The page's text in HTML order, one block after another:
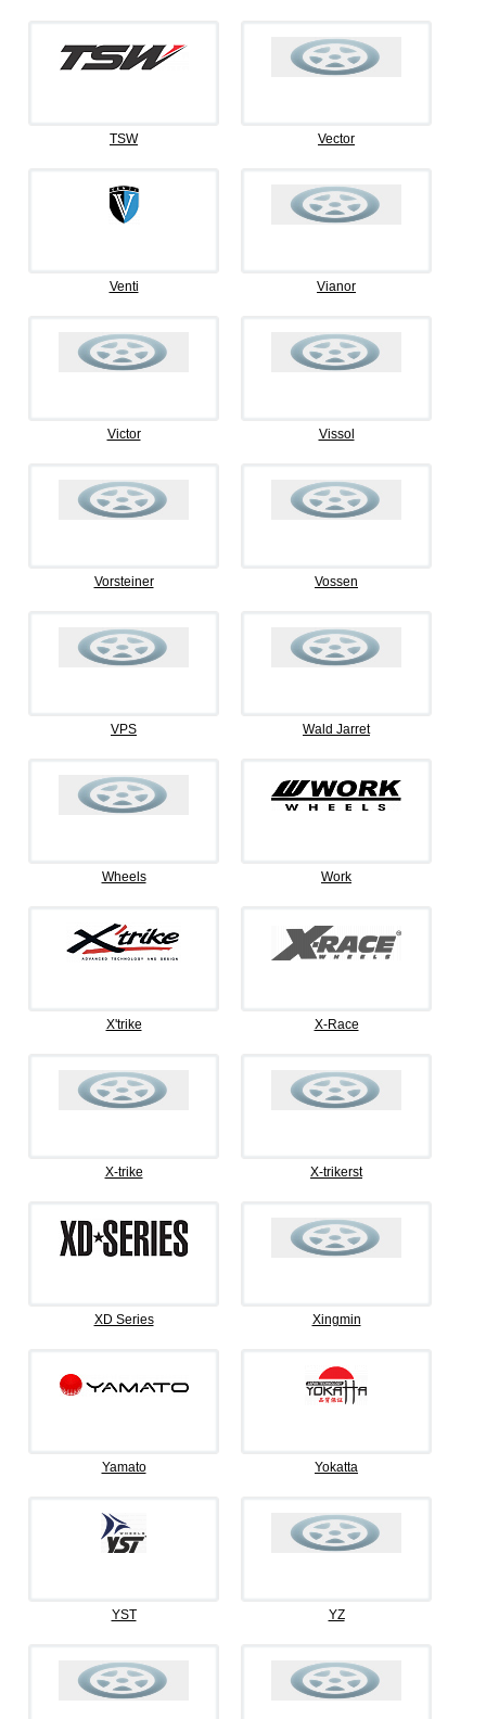
TSW Vector
Venti Vianor
Victor Vissol
Vorsteiner Vossen
VPS Wald Jarret
Wheels Work
X'trike X-Race
X-trike X-trikerst
XD Series Xingmin
Yamato Yokatta
YST YZ